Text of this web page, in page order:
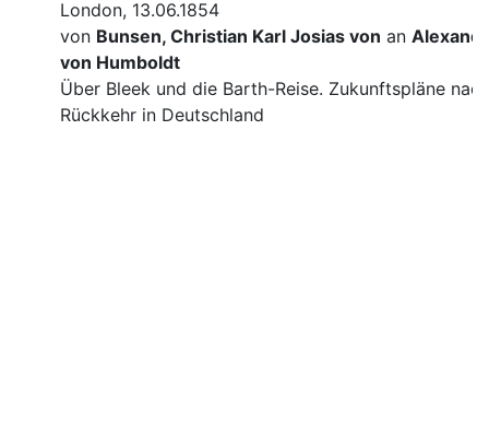
London, 13.06.1854
von Bunsen, Christian Karl Josias von an
von Humboldt
Über Bleek und die Barth-Reise. Zukunftspläne nach
Rückkehr in Deutschland